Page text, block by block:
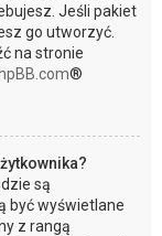
Jeśli pakiet
go utworzyć.
na stronie
®
są
być wyświetlane
z rangą